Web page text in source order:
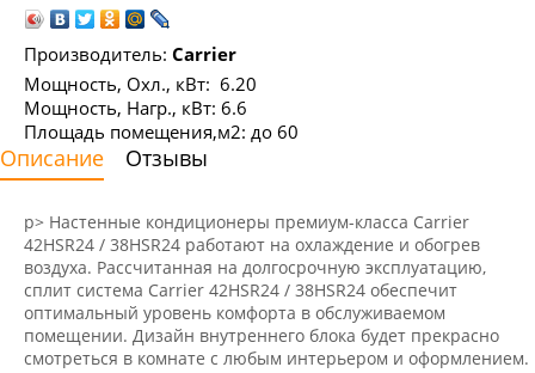
Производитель: Carrier
Мощность, Охл., кВт: 6.20
Мощность, Нагр., кВт: 6.6
Площадь помещения,м2: до 60
Описание Отзывы
p> Настенные кондиционеры премиум-класса Carrier
42HSR24 / 38HSR24 работают на охлаждение и обогрев
воздуха. Рассчитанная на долгосрочную эксплуатацию,
сплит система Carrier 42HSR24 / 38HSR24 обеспечит
оптимальный уровень комфорта в обслуживаемом
помещении. Дизайн внутреннего блока будет прекрасно
смотреться в комнате с любым интерьером и оформлением.